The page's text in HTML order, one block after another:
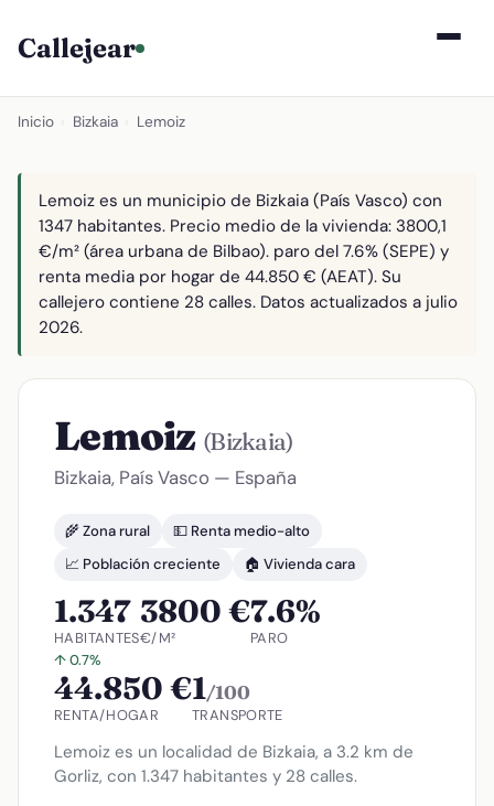
Callejear
Inicio Bizkaia Lemoiz
Lemoiz es un municipio de Bizkaia (País Vasco) con
1347 habitantes. Precio medio de la vivienda: 3800,1
€/m² (área urbana de Bilbao). paro del 7.6% (SEPE) y
renta media por hogar de 44.850 € (AEAT). Su
callejero contiene 28 calles. Datos actualizados a julio
2026.
Lemoiz (Bizkaia)
Bizkaia, País Vasco — España
🌾 Zona rural
💵 Renta medio-alto
📈 Población creciente
🏠 Vivienda cara
1.347
HABITANTES
↑ 0.7%
3800 €
€/M²
7.6%
PARO
44.850 €
RENTA/HOGAR
1/100
TRANSPORTE
Lemoiz es un localidad de Bizkaia, a 3.2 km de
Gorliz, con 1.347 habitantes y 28 calles.